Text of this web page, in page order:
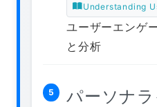
Understanding
ユーザーエンゲ
と分析
5
パーソナ